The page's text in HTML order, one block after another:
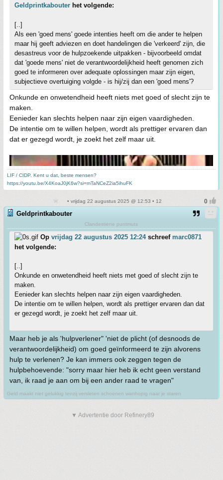
Geldprintkabouter het volgende:
[..]
Als een 'goed mens' goede intenties heeft om die ander te helpen
maar hij geeft adviezen en doet handelingen die 'verkeerd' zijn, die
desastreus voor de hulpzoekende uitpakken - bijvoorbeeld omdat
dat 'goede mens' niet de verantwoordelijkheid heeft genomen zich
goed te informeren over adequate oplossingen maar zijn eigen,
subjectieve overtuiging volgde - is hij/zij dan een 'goed mens'?
Onkunde en onwetendheid heeft niets met goed of slecht zijn te
maken.
Eenieder kan slechts helpen naar zijn eigen vaardigheden.
De intentie om te willen helpen, wordt als prettiger ervaren dan
dat er gezegd wordt, je zoekt het zelf maar uit.
LIF / CIDP. Kent u dat, beste mensen?
https://youtu.be/X4KoaJ0jK6w?si=mTaNCeZ2ia5ihuFK
• vrijdag 22 augustus 2025 @ 12:53 • 12
Geldprintkabouter
Clandestiene puntmuts
Op vrijdag 22 augustus 2025 12:24schreef marc0871
het volgende:
[..]
Onkunde en onwetendheid heeft niets met goed of slecht zijn te
maken.
Eenieder kan slechts helpen naar zijn eigen vaardigheden.
De intentie om te willen helpen, wordt als prettiger ervaren dan dat
er gezegd wordt, je zoekt het zelf maar uit.
Maar heb je als 'hulpverlener" 'niet de plicht (of desnoods de
verantwoordelijkheid) om goed geïnformeerd te zijn alvorens
hulp te verlenen? Je kan immers ook zeggen tegen de
hulpbehoevende: "sorry maar hier heb ik echt geen verstand
van, ik raad je aan om bij een ander raad te vragen"
Geld maakt niet gelukkig tenzij versleten schoenen wanhopig naar je staren
▼ Advertentie door Refinery89